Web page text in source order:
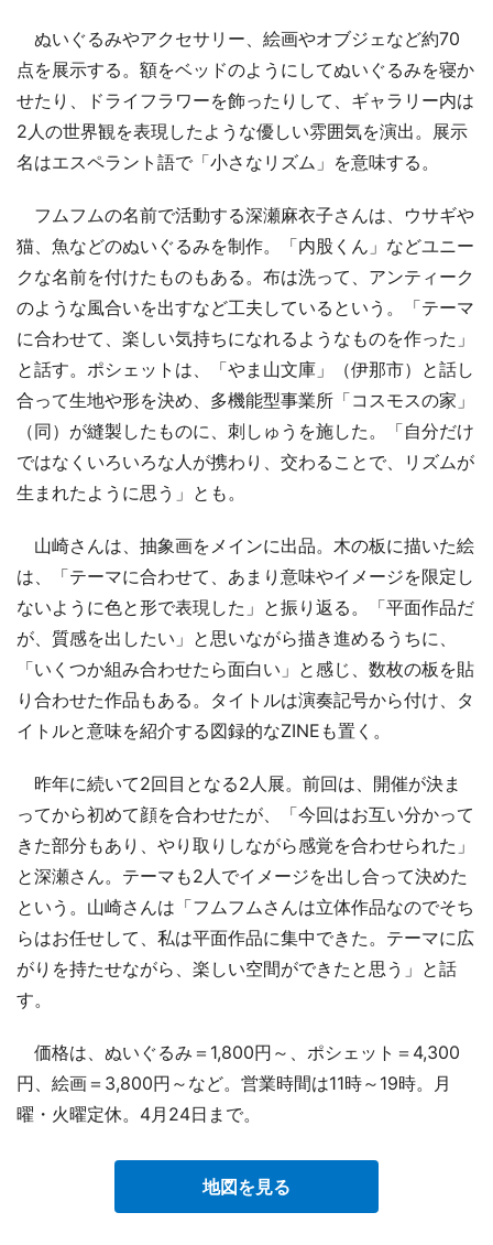
ぬいぐるみやアクセサリー、絵画やオブジェなど約70
点を展示する。額をベッドのようにしてぬいぐるみを寝か
せたり、ドライフラワーを飾ったりして、ギャラリー内は
2人の世界観を表現したような優しい雰囲気を演出。展示
名はエスペラント語で「小さなリズム」を意味する。
フムフムの名前で活動する深瀬麻衣子さんは、ウサギや
猫、魚などのぬいぐるみを制作。「内股くん」などユニー
クな名前を付けたものもある。布は洗って、アンティーク
のような風合いを出すなど工夫しているという。「テーマ
に合わせて、楽しい気持ちになれるようなものを作った」
と話す。ポシェットは、「やま山文庫」（伊那市）と話し
合って生地や形を決め、多機能型事業所「コスモスの家」
（同）が縫製したものに、刺しゅうを施した。「自分だけ
ではなくいろいろな人が携わり、交わることで、リズムが
生まれたように思う」とも。
山崎さんは、抽象画をメインに出品。木の板に描いた絵
は、「テーマに合わせて、あまり意味やイメージを限定し
ないように色と形で表現した」と振り返る。「平面作品だ
が、質感を出したい」と思いながら描き進めるうちに、
「いくつか組み合わせたら面白い」と感じ、数枚の板を貼
り合わせた作品もある。タイトルは演奏記号から付け、タ
イトルと意味を紹介する図録的なZINEも置く。
昨年に続いて2回目となる2人展。前回は、開催が決ま
ってから初めて顔を合わせたが、「今回はお互い分かって
きた部分もあり、やり取りしながら感覚を合わせられた」
と深瀬さん。テーマも2人でイメージを出し合って決めた
という。山崎さんは「フムフムさんは立体作品なのでそち
らはお任せして、私は平面作品に集中できた。テーマに広
がりを持たせながら、楽しい空間ができたと思う」と話
す。
価格は、ぬいぐるみ＝1,800円～、ポシェット＝4,300
円、絵画＝3,800円～など。営業時間は11時～19時。月
曜・火曜定休。4月24日まで。
地図を見る